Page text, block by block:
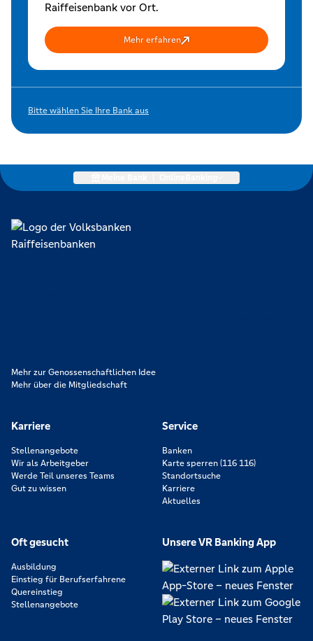
Raiffeisenbank vor Ort.
Mehr erfahren
Bitte wählen Sie Ihre Bank aus
Mehr zur Genossenschaftlichen Idee
Mehr über die Mitgliedschaft
Karriere
Stellenangebote
Wir als Arbeitgeber
Werde Teil unseres Teams
Gut zu wissen
Service
Banken
Karte sperren (116 116)
Standortsuche
Karriere
Aktuelles
Oft gesucht
Ausbildung
Einstieg für Berufserfahrene
Quereinstieg
Stellenangebote
Unsere VR Banking App